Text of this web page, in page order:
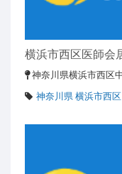
横浜市西区医師会
神奈川県横浜市西区
神奈川県 横浜市西区